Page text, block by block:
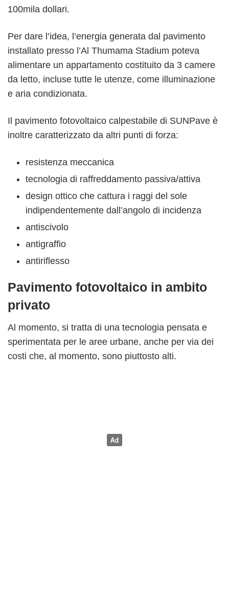
100mila dollari.
Per dare l’idea, l’energia generata dal pavimento
installato presso l’Al Thumama Stadium poteva
alimentare un appartamento costituito da 3 camere
da letto, incluse tutte le utenze, come illuminazione
e aria condizionata.
Il pavimento fotovoltaico calpestabile di SUNPave è
inoltre caratterizzato da altri punti di forza:
resistenza meccanica
tecnologia di raffreddamento passiva/attiva
design ottico che cattura i raggi del sole
indipendentemente dall’angolo di incidenza
antiscivolo
antigraffio
antiriflesso
Pavimento fotovoltaico in ambito
privato
Al momento, si tratta di una tecnologia pensata e
sperimentata per le aree urbane, anche per via dei
costi che, al momento, sono piuttosto alti.